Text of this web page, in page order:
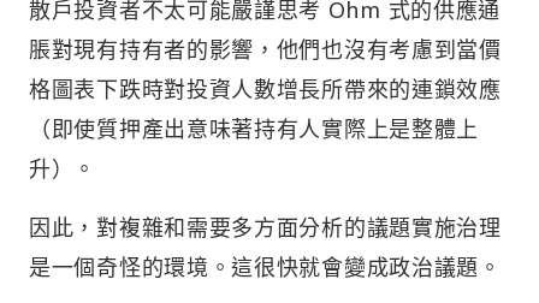
散戶投資者不太可能嚴謹思考 Ohm 式的供應通
脹對現有持有者的影響，他們也沒有考慮到當價
格圖表下跌時對投資人數增長所帶來的連鎖效應
（即使質押產出意味著持有人實際上是整體上
升）。
因此，對複雜和需要多方面分析的議題實施治理
是一個奇怪的環境。這很快就會變成政治議題。